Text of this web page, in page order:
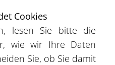
Cookies
lesen Sie bitte die
wie wir Ihre Daten
Sie, ob Sie damit